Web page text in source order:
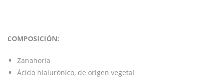
COMPOSICIÓN:
Zanahoria
Ácido hialurónico, de origen vegetal